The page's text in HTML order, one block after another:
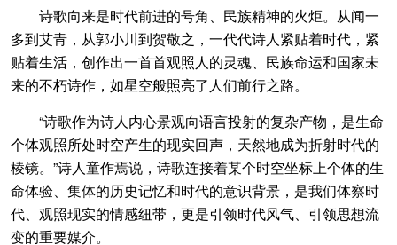
诗歌向来是时代前进的号角、民族精神的火炬。从闻一
多到艾青，从郭小川到贺敬之，一代代诗人紧贴着时代，紧
贴着生活，创作出一首首观照人的灵魂、民族命运和国家未
来的不朽诗作，如星空般照亮了人们前行之路。
“诗歌作为诗人内心景观向语言投射的复杂产物，是生命
个体观照所处时空产生的现实回声，天然地成为折射时代的
棱镜。”诗人童作焉说，诗歌连接着某个时空坐标上个体的生
命体验、集体的历史记忆和时代的意识背景，是我们体察时
代、观照现实的情感纽带，更是引领时代风气、引领思想流
变的重要媒介。